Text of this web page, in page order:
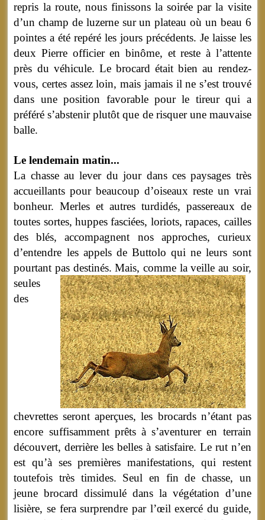
repris la route, nous finissons la soirée par la visite
d’un champ de luzerne sur un plateau où un beau 6
pointes a été repéré les jours précédents. Je laisse les
deux Pierre officier en binôme, et reste à l’attente
près du véhicule. Le brocard était bien au rendez-
vous, certes assez loin, mais jamais il ne s’est trouvé
dans une position favorable pour le tireur qui a
préféré s’abstenir plutôt que de risquer une mauvaise
balle.
Le lendemain matin...
La chasse au lever du jour dans ces paysages très
accueillants pour beaucoup d’oiseaux reste un vrai
bonheur. Merles et autres turdidés, passereaux de
toutes sortes, huppes fasciées, loriots, rapaces, cailles
des blés, accompagnent nos approches, curieux
d’entendre les appels de Buttolo qui ne leurs sont
pourtant pas destinés.Mais, comme la veille au soir,
seules
des
chevrettes seront aperçues, les brocards n’étant pas
encore suffisamment prêts à s’aventurer en terrain
découvert, derrière les belles à satisfaire. Le rut n’en
est qu’à ses premières manifestations, qui restent
toutefois très timides. Seul en fin de chasse, un
jeune brocard dissimulé dans la végétation d’une
lisière, se fera surprendre par l’œil exercé du guide,